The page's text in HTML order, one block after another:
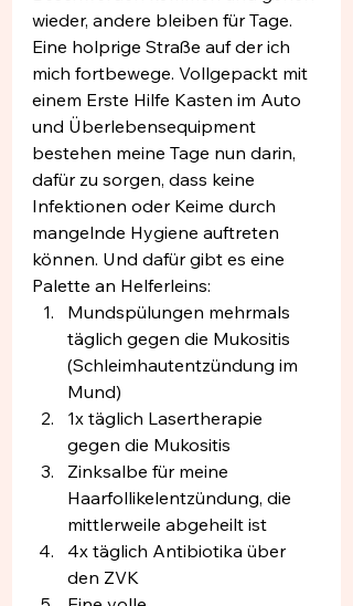
wieder, andere bleiben für Tage.
Eine holprige Straße auf der ich
mich fortbewege. Vollgepackt mit
einem Erste Hilfe Kasten im Auto
und Überlebensequipment
bestehen meine Tage nun darin,
dafür zu sorgen, dass keine
Infektionen oder Keime durch
mangelnde Hygiene auftreten
können. Und dafür gibt es eine
Palette an Helferleins:
Mundspülungen mehrmals
täglich gegen die Mukositis
(Schleimhautentzündung im
Mund)
1x täglich Lasertherapie
gegen die Mukositis
Zinksalbe für meine
Haarfollikelentzündung, die
mittlerweile abgeheilt ist
4x täglich Antibiotika über
den ZVK